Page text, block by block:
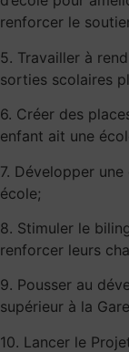
renforcer le
5. Travailler à
sorties scolaires
6. Créer des
enfant ait une
7. Développer
école;
8. Stimuler le
renforcer leurs
9. Pousser au
supérieur à la
10. Lancer le